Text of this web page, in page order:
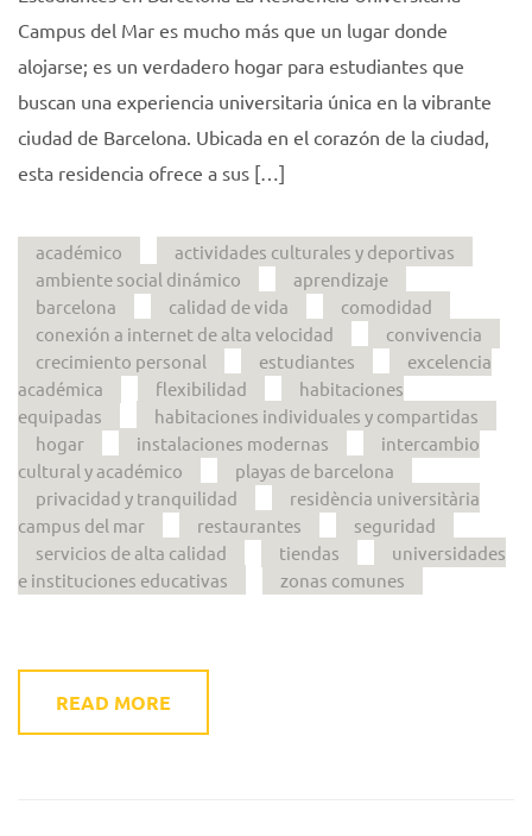
Campus del Mar es mucho más que un lugar donde
alojarse; es un verdadero hogar para estudiantes que
buscan una experiencia universitaria única en la vibrante
ciudad de Barcelona. Ubicada en el corazón de la ciudad,
esta residencia ofrece a sus […]
académico
actividades culturales y deportivas
ambiente social dinámico
aprendizaje
barcelona
calidad de vida
comodidad
conexión a internet de alta velocidad
convivencia
crecimiento personal
estudiantes
excelencia
académica
flexibilidad
habitaciones
equipadas
habitaciones individuales y compartidas
hogar
instalaciones modernas
intercambio
cultural y académico
playas de barcelona
privacidad y tranquilidad
residència universitària
campus del mar
restaurantes
seguridad
servicios de alta calidad
tiendas
universidades
e instituciones educativas
zonas comunes
READ MORE